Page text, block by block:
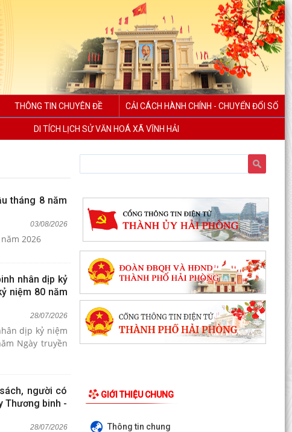
THÔNG TIN CHUYÊN ĐỀ CẢI CÁCH HÀNH CHÍNH - CHUYỂN ĐỔI SỐ
DI TÍCH LỊCH SỬ VĂN HOÁ XÃ VĨNH HẢI
tháng 8 năm
03/08/2026
2026
nhân dịp kỷ
niệm 80 năm
28/07/2026
dịp kỷ niệm
Ngày truyền
người có
Thương binh -
28/07/2026
GIỚI THIỆU CHUNG
Thông tin chung